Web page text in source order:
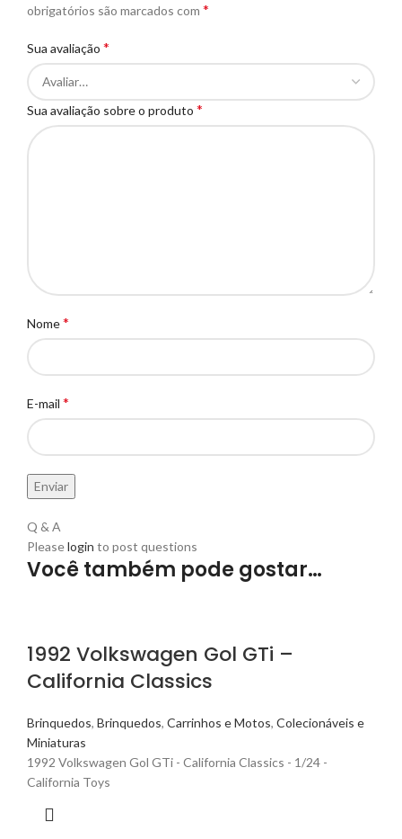
obrigatórios são marcados com *
Sua avaliação *
Sua avaliação sobre o produto *
Nome*
E-mail *
Q & A
Pleaselogin to post questions
Você também pode gostar…
1992 Volkswagen Gol GTi –
California Classics
Brinquedos, Brinquedos, Carrinhos e Motos, Colecionáveis e
Miniaturas
1992 Volkswagen Gol GTi - California Classics - 1/24 -
California Toys